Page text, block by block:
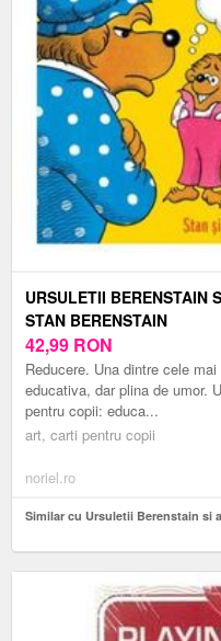
URSULETII BERENSTAIN
STAN BERENSTAIN
42,99 RON
Reducere. Una dintre cele
educativa, dar plina de umor.
pentru copii: educa...
art, carti pentru copii
noriel.ro
Similar cu Ursuletii Berenstain si